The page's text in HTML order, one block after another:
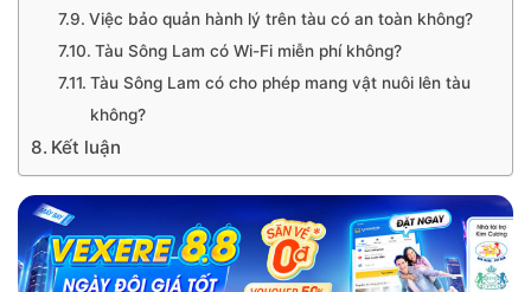
Việc bảo quản hành lý trên tàu có an toàn không?
Tàu Sông Lam có Wi-Fi miễn phí không?
Tàu Sông Lam có cho phép mang vật nuôi lên tàu
không?
Kết luận